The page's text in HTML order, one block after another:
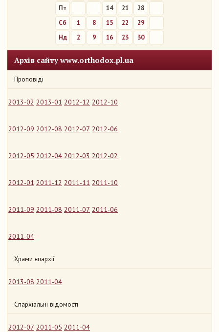
Пт
14 21
28
Сб
1 8 15 22
29
Нд
2 9 16 23 30
Архів сайту www.orthodox.pl.ua
Проповіді
2013-02 2013-01 2012-12 2012-10
2012-09 2012-08 2012-07 2012-06
2012-05 2012-04 2012-03 2012-02
2012-01 2011-12 2011-11 2011-10
2011-09 2011-08 2011-07 2011-06
2011-04
Храми єпархії
2013-08 2011-04
Єпархіальні відомості
2012-07 2011-05 2011-04